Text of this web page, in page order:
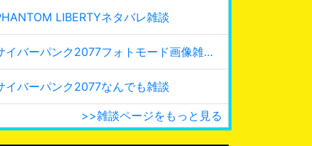
LIBERTYネタバレ雑談
サイバーパンク2077フォトモード画像雑談
イバーパンク2077なんでも雑談
>>雑談ページをもっと見る